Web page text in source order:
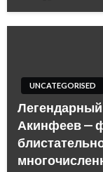
UNCATEGORISED
Легендарный
Акинфеев —